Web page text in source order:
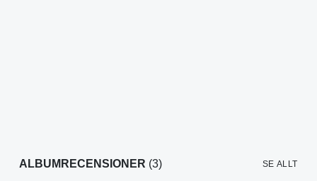
ALBUMRECENSIONER (3) SE ALLT